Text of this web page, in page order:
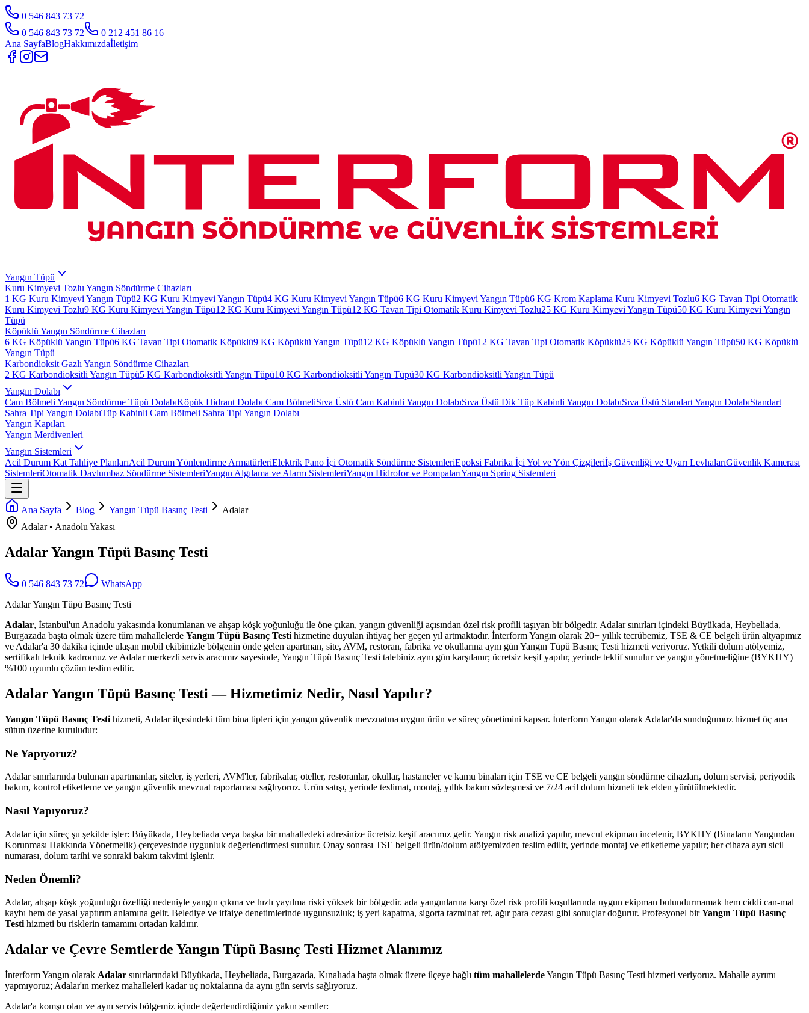
0 546 843 73 72
0 546 843 73 72
0 212 451 86 16
Ana SayfaBlogHakkımızdaİletişim
Yangın Tüpü
Kuru Kimyevi Tozlu Yangın Söndürme Cihazları
1 KG Kuru Kimyevi Yangın Tüpü2 KG Kuru Kimyevi Yangın Tüpü4 KG Kuru Kimyevi Yangın Tüpü6 KG Kuru Kimyevi Yangın Tüpü6 KG Krom Kaplama Kuru Kimyevi Tozlu6 KG Tavan Tipi Otomatik
Kuru Kimyevi Tozlu9 KG Kuru Kimyevi Yangın Tüpü12 KG Kuru Kimyevi Yangın Tüpü12 KG Tavan Tipi Otomatik Kuru Kimyevi Tozlu25 KG Kuru Kimyevi Yangın Tüpü50 KG Kuru Kimyevi Yangın
Tüpü
Köpüklü Yangın Söndürme Cihazları
6 KG Köpüklü Yangın Tüpü6 KG Tavan Tipi Otomatik Köpüklü9 KG Köpüklü Yangın Tüpü12 KG Köpüklü Yangın Tüpü12 KG Tavan Tipi Otomatik Köpüklü25 KG Köpüklü Yangın Tüpü50 KG Köpüklü
Yangın Tüpü
Karbondioksit Gazlı Yangın Söndürme Cihazları
2 KG Karbondioksitli Yangın Tüpü5 KG Karbondioksitli Yangın Tüpü10 KG Karbondioksitli Yangın Tüpü30 KG Karbondioksitli Yangın Tüpü
Yangın Dolabı
Cam Bölmeli Yangın Söndürme Tüpü DolabıKöpük Hidrant Dolabı Cam BölmeliSıva Üstü Cam Kabinli Yangın DolabıSıva Üstü Dik Tüp Kabinli Yangın DolabıSıva Üstü Standart Yangın DolabıStandart
Sahra Tipi Yangın DolabıTüp Kabinli Cam Bölmeli Sahra Tipi Yangın Dolabı
Yangın Kapıları
Yangın Merdivenleri
Yangın Sistemleri
Acil Durum Kat Tahliye PlanlarıAcil Durum Yönlendirme ArmatürleriElektrik Pano İçi Otomatik Söndürme SistemleriEpoksi Fabrika İçi Yol ve Yön Çizgileriİş Güvenliği ve Uyarı LevhalarıGüvenlik Kamerası
SistemleriOtomatik Davlumbaz Söndürme SistemleriYangın Algılama ve Alarm SistemleriYangın Hidrofor ve PompalarıYangın Spring Sistemleri
Ana Sayfa Blog Yangın Tüpü Basınç Testi
Adalar
Adalar• Anadolu Yakası
Adalar Yangın Tüpü Basınç Testi
0 546 843 73 72
WhatsApp
Adalar Yangın Tüpü Basınç Testi
Adalar, İstanbul'un Anadolu yakasında konumlanan ve ahşap köşk yoğunluğu ile öne çıkan, yangın güvenliği açısından özel risk profili taşıyan bir bölgedir. Adalar sınırları içindeki Büyükada, Heybeliada,
Burgazada başta olmak üzere tüm mahallelerde Yangın Tüpü Basınç Testi hizmetine duyulan ihtiyaç her geçen yıl artmaktadır. İnterform Yangın olarak 20+ yıllık tecrübemiz, TSE & CE belgeli ürün altyapımız
ve Adalar'a 30 dakika içinde ulaşan mobil ekibimizle bölgenin önde gelen apartman, site, AVM, restoran, fabrika ve okullarına aynı gün Yangın Tüpü Basınç Testi hizmeti veriyoruz. Yetkili dolum atölyemiz,
sertifikalı teknik kadromuz ve Adalar merkezli servis aracımız sayesinde, Yangın Tüpü Basınç Testi talebiniz aynı gün karşılanır; ücretsiz keşif yapılır, yerinde teklif sunulur ve yangın yönetmeliğine (BYKHY)
%100 uyumlu çözüm teslim edilir.
Adalar Yangın Tüpü Basınç Testi — Hizmetimiz Nedir, Nasıl Yapılır?
Yangın Tüpü Basınç Testi hizmeti, Adalar ilçesindeki tüm bina tipleri için yangın güvenlik mevzuatına uygun ürün ve süreç yönetimini kapsar. İnterform Yangın olarak Adalar'da sunduğumuz hizmet üç ana
sütun üzerine kuruludur:
Ne Yapıyoruz?
Adalar sınırlarında bulunan apartmanlar, siteler, iş yerleri, AVM'ler, fabrikalar, oteller, restoranlar, okullar, hastaneler ve kamu binaları için TSE ve CE belgeli yangın söndürme cihazları, dolum servisi, periyodik
bakım, kontrol etiketleme ve yangın güvenlik mevzuat raporlaması sağlıyoruz. Ürün satışı, yerinde teslimat, montaj, yıllık bakım sözleşmesi ve 7/24 acil dolum hizmeti tek elden yürütülmektedir.
Nasıl Yapıyoruz?
Adalar için süreç şu şekilde işler: Büyükada, Heybeliada veya başka bir mahalledeki adresinize ücretsiz keşif aracımız gelir. Yangın risk analizi yapılır, mevcut ekipman incelenir, BYKHY (Binaların Yangından
Korunması Hakkında Yönetmelik) çerçevesinde uygunluk değerlendirmesi sunulur. Onay sonrası TSE belgeli ürün/dolum atölyemizden teslim edilir, yerinde montaj ve etiketleme yapılır; her cihaza ayrı sicil
numarası, dolum tarihi ve sonraki bakım takvimi işlenir.
Neden Önemli?
Adalar, ahşap köşk yoğunluğu özelliği nedeniyle yangın çıkma ve hızlı yayılma riski yüksek bir bölgedir. ada yangınlarına karşı özel risk profili koşullarında uygun ekipman bulundurmamak hem ciddi can-mal
kaybı hem de yasal yaptırım anlamına gelir. Belediye ve itfaiye denetimlerinde uygunsuzluk; iş yeri kapatma, sigorta tazminat ret, ağır para cezası gibi sonuçlar doğurur. Profesyonel birYangın Tüpü Basınç
Testi hizmeti bu risklerin tamamını ortadan kaldırır.
Adalar ve Çevre Semtlerde Yangın Tüpü Basınç Testi Hizmet Alanımız
İnterform Yangın olarak Adalar sınırlarındaki Büyükada, Heybeliada, Burgazada, Kınalıada başta olmak üzere ilçeye bağlı tüm mahallelerdeYangın Tüpü Basınç Testi hizmeti veriyoruz. Mahalle ayrımı
yapmıyoruz; Adalar'ın merkez mahalleleri kadar uç noktalarına da aynı gün servis sağlıyoruz.
Adalar'a komşu olan ve aynı servis bölgemiz içinde değerlendirdiğimiz yakın semtler: